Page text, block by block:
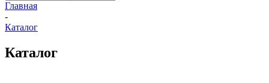
Главная
-
Каталог
Каталог